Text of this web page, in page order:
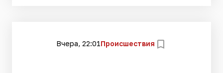
Вчера, 22:01Происшествия